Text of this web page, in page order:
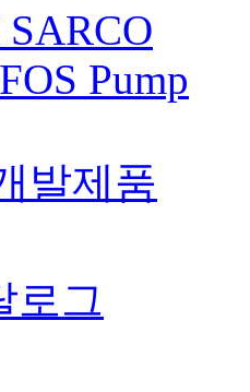
Pump
발제품
로그